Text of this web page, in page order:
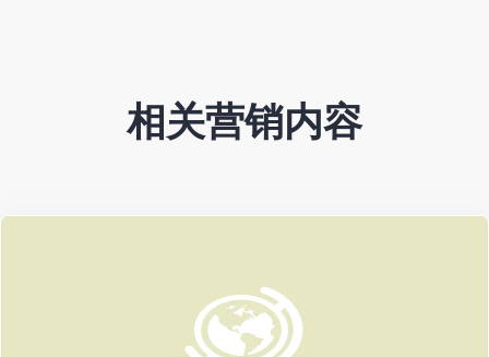
相关营销内容